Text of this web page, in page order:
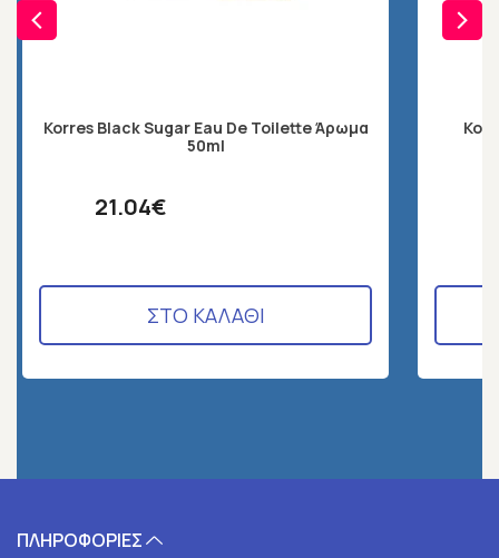
Korres Black Sugar Eau De Toilette Άρωμα
50ml
21.04€
ΣΤΟ ΚΑΛΑΘΙ
ΠΛΗΡΟΦΟΡΙΕΣ